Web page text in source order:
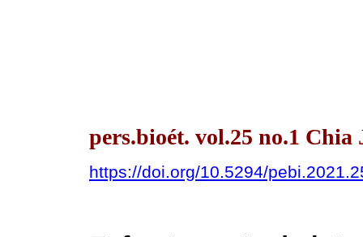
pers.bioét. vol.25 no.1
https://doi.org/10.5294/